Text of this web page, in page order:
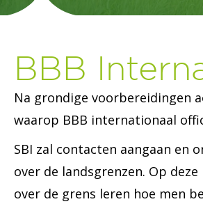
BBB
Na grondige voorbereidingen
waarop BBB internationaal
SBI zal contacten aangaan en
over de landsgrenzen. Op
over de grens leren hoe men